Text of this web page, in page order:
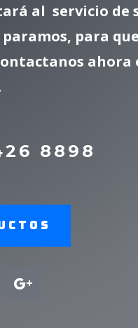
al servicio de
para
ahora
8898